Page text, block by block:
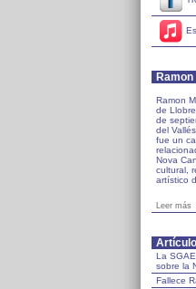
Ramon
de
de
del
fue un
Nova
cultural,
artístico
Leer más
La
sobre la
Fallece